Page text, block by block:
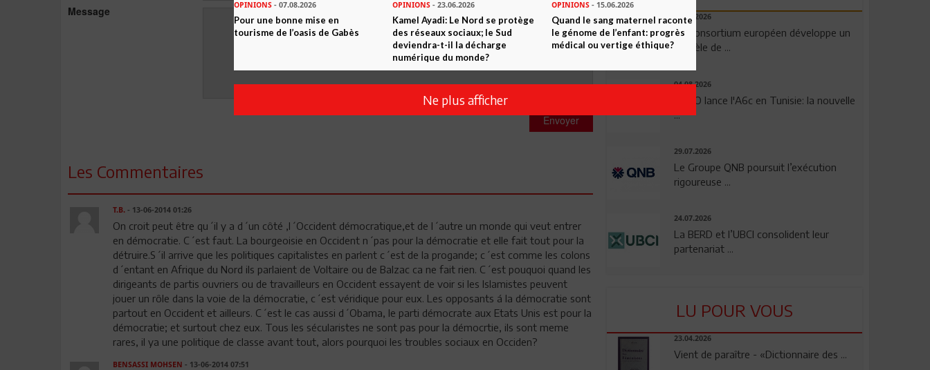
Message
Envoyer
Les Commentaires
T.B.- 13-06-2014 01:26
On croit peut être qu´il y a d´un côté ,l´Occident démocratique,et de l´autre un monde qui veut entrer
en démocratie. C´est faut. La bourgeoisie en Occident n´pas pour la démocratie et elle fait tout pour la
détruire.S´il arrive que les politiques capitalistes en parlent c´est de la progande; c´est comme les colons
d´entant en Afrique du Nord ils parlaient de Voltaire ou de Balzac ca ne fait rien. C´est pouquoi quand les
dirigeants de partis ouvriers ou de travailleurs en Occident essayent de voir si les Islamistes peuvent
jouer un rôle dans la voie de la démocratie, c´est véridique pour eux. Les opposants á la démocratie sont
partout en Occident et ailleurs. C´est le cas aussi d´Obama, le parti démocrate aux Etats Unis est pour la
démocratie; et surtout chez eux. Tous les sécularistes ne sont pas pour la démocrtie, ils sont meme
rares, il ya une politique de classe avant tout, alors pourquoi les troubles sociaux en Occiden?
BENSASSI MOHSEN - 13-06-2014 07:51
06.08.2026
Un consortium européen développe un
modèle de ...
04.08.2026
OPPO lance l'A6c en Tunisie: la nouvelle
...
29.07.2026
Le Groupe QNB poursuit l’exécution
rigoureuse ...
24.07.2026
La BERD et l’UBCI consolident leur
partenariat ...
LU POUR VOUS
23.04.2026
Vient de paraître - «Dictionnaire des ...
OPINIONS - 07.08.2026
Pour une bonne mise en
tourisme de l’oasis de Gabès
OPINIONS - 23.06.2026
Kamel Ayadi: Le Nord se protège
des réseaux sociaux; le Sud
deviendra-t-il la décharge
numérique du monde?
OPINIONS- 15.06.2026
Quand le sang maternel raconte
le génome de l’enfant: progrès
médical ou vertige éthique?
Ne plus afficher